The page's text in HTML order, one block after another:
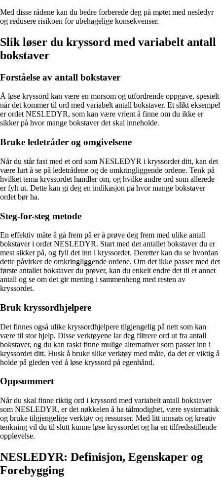
Med disse rådene kan du bedre forberede deg på møtet med nesledyr
og redusere risikoen for ubehagelige konsekvenser.
Slik løser du kryssord med variabelt antall
bokstaver
Forståelse av antall bokstaver
Å løse kryssord kan være en morsom og utfordrende oppgave, spesielt
når det kommer til ord med variabelt antall bokstaver. Et slikt eksempel
er ordet NESLEDYR, som kan være vrient å finne om du ikke er
sikker på hvor mange bokstaver det skal inneholde.
Bruke ledetråder og omgivelsene
Når du står fast med et ord som NESLEDYR i kryssordet ditt, kan det
være lurt å se på ledetrådene og de omkringliggende ordene. Tenk på
hvilket tema kryssordet handler om, og hvilke andre ord som allerede
er fylt ut. Dette kan gi deg en indikasjon på hvor mange bokstaver
ordet bør ha.
Steg-for-steg metode
En effektiv måte å gå frem på er å prøve deg frem med ulike antall
bokstaver i ordet NESLEDYR. Start med det antallet bokstaver du er
mest sikker på, og fyll det inn i kryssordet. Deretter kan du se hvordan
dette påvirker de omkringliggende ordene. Om det ikke passer med det
første antallet bokstaver du prøver, kan du enkelt endre det til et annet
antall og se om det gir mening i sammenheng med resten av
kryssordet.
Bruk kryssordhjelpere
Det finnes også ulike kryssordhjelpere tilgjengelig på nett som kan
være til stor hjelp. Disse verktøyene lar deg filtrere ord ut fra antall
bokstaver, og du kan raskt finne mulige alternativer som passer inn i
kryssordet ditt. Husk å bruke slike verktøy med måte, da det er viktig å
holde på gleden ved å løse kryssord på egenhånd.
Oppsummert
Når du skal finne riktig ord i kryssord med variabelt antall bokstaver
som NESLEDYR, er det nøkkelen å ha tålmodighet, være systematisk
og bruke tilgjengelige verktøy og ressurser. Med litt innsats og kreativ
tenkning vil du til slutt kunne løse kryssordet og ha en tilfredsstillende
opplevelse.
NESLEDYR: Definisjon, Egenskaper og
Forebygging